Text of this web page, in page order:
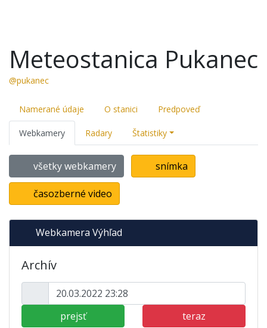
Meteostanica Pukanec
@pukanec
Namerané údaje O stanici Predpoveď
Webkamery Radary Štatistiky
všetky webkamery snímka
časozberné video
Webkamera Výhľad
Archív
prejsť teraz